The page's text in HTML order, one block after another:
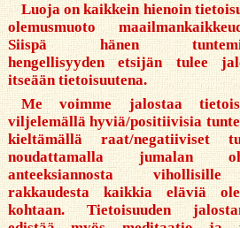
Luoja on kaikkein hienoin
olemusmuoto
Siispä hänen
hengellisyyden etsijän tulee
itseään tietoisuutena.
Me voimme jalostaa
viljelemällä hyviä/positiivisia
kieltämällä raat/negatiiviset
noudattamalla jumalan
anteeksiannosta
rakkaudesta kaikkia eläviä
kohtaan. Tietoisuuden